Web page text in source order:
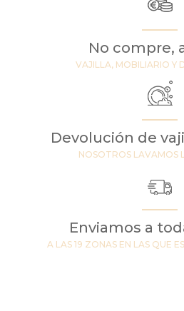
No compre,
VAJILLA, MOBILIARIO Y
Devolución de
NOSOTROS LAVAMOS
Enviamos a
A LAS 19 ZONAS EN LAS QUE